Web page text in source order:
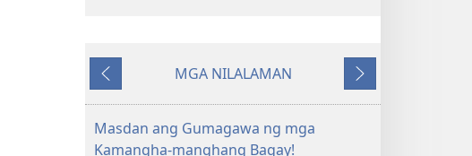
ng
BANTAYAN
Nauna
MGA NILALAMAN
Susunod
Masdan ang Gumagawa ng mga
Kamangha-manghang Bagay!